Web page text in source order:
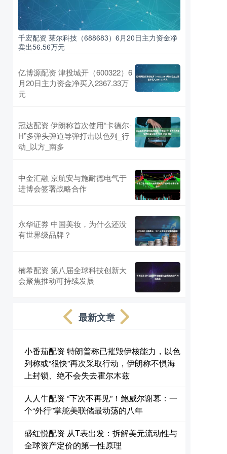
千宏配资 莱尔科技（688683）6月20日主力资金净
卖出56.56万元
亿博源配资 津投城开（600322）6
月20日主力资金净买入2367.33万
元
冠达配资 伊朗称首次使用“卡德尔-
H”多弹头弹道导弹打击以色列_行
动_以方_南多
中金汇融 京航安与施耐德电气于
进博会签署战略合作
永华证券 中国美妆，为什么还没
有世界级品牌？
楠希配资 第八届全球科技创新大
会聚焦推动可持续发展
最新文章
小番茄配资 特朗普称已摧毁伊核能力，以色
列称或“很快”再次采取行动，伊朗称不惧海
上封锁、绝不会失去霍尔木兹
人人牛配资 “下次不再见”！鲍威尔谢幕：一
个“外行”掌舵美联储最动荡的八年
盛红悦配资 从T表出发：拆解美元流动性与
全球资产定价的第一性原理